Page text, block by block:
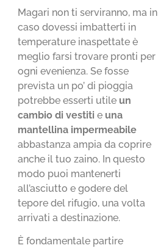
Magari non ti serviranno, ma in
caso dovessi imbatterti in
temperature inaspettate è
meglio farsi trovare pronti per
ogni evenienza. Se fosse
prevista un po’ di pioggia
potrebbe esserti utile un
cambio di vestiti e una
mantellina impermeabile
abbastanza ampia da coprire
anche il tuo zaino. In questo
modo puoi mantenerti
all’asciutto e godere del
tepore del rifugio, una volta
arrivati a destinazione.
È fondamentale partire